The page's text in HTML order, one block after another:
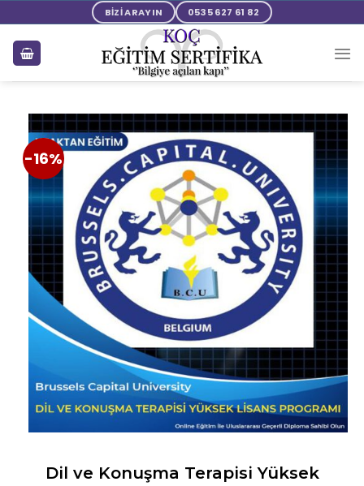
BİZİ ARAYIN 0535 627 61 82
-16%
Dil ve Konuşma Terapisi Yüksek